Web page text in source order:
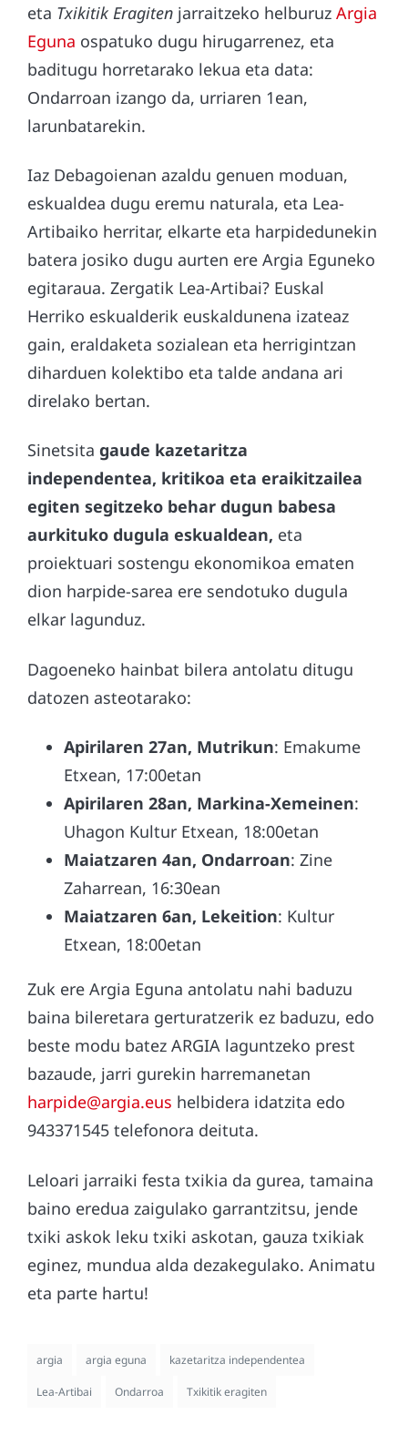
eta Txikitik Eragiten jarraitzeko helburuz Argia
Eguna ospatuko dugu hirugarrenez, eta
baditugu horretarako lekua eta data:
Ondarroan izango da, urriaren 1ean,
larunbatarekin.
Iaz Debagoienan azaldu genuen moduan,
eskualdea dugu eremu naturala, eta Lea-
Artibaiko herritar, elkarte eta harpidedunekin
batera josiko dugu aurten ere Argia Eguneko
egitaraua. Zergatik Lea-Artibai? Euskal
Herriko eskualderik euskaldunena izateaz
gain, eraldaketa sozialean eta herrigintzan
diharduen kolektibo eta talde andana ari
direlako bertan.
Sinetsita gaude kazetaritza
independentea, kritikoa eta eraikitzailea
egiten segitzeko behar dugun babesa
aurkituko dugula eskualdean, eta
proiektuari sostengu ekonomikoa ematen
dion harpide-sarea ere sendotuko dugula
elkar lagunduz.
Dagoeneko hainbat bilera antolatu ditugu
datozen asteotarako:
Apirilaren 27an, Mutrikun: Emakume
Etxean, 17:00etan
Apirilaren 28an, Markina-Xemeinen:
Uhagon Kultur Etxean, 18:00etan
Maiatzaren 4an, Ondarroan: Zine
Zaharrean, 16:30ean
Maiatzaren 6an, Lekeition: Kultur
Etxean, 18:00etan
Zuk ere Argia Eguna antolatu nahi baduzu
baina bileretara gerturatzerik ez baduzu, edo
beste modu batez ARGIA laguntzeko prest
bazaude, jarri gurekin harremanetan
harpide@argia.eus helbidera idatzita edo
943371545 telefonora deituta.
Leloari jarraiki festa txikia da gurea, tamaina
baino eredua zaigulako garrantzitsu, jende
txiki askok leku txiki askotan, gauza txikiak
eginez, mundua alda dezakegulako. Animatu
eta parte hartu!
argia argia eguna kazetaritza independentea
Lea-Artibai Ondarroa Txikitik eragiten